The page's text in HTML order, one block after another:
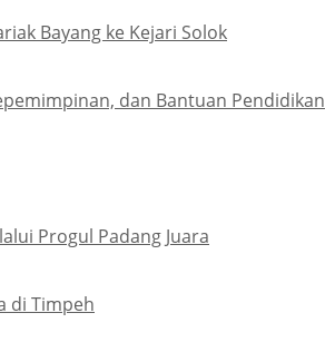
Bayang ke Kejari Solok
dan Bantuan Pendidikan
Progul Padang Juara
di Timpeh